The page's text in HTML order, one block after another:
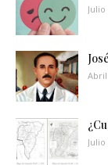
Julio
Abril
Julio